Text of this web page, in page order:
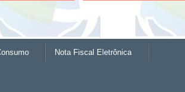
Nota Fiscal Eletrônica